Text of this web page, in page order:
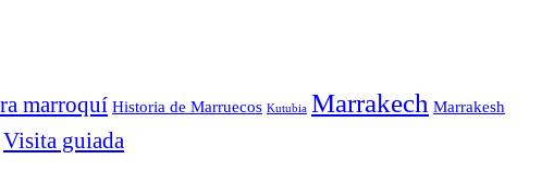
marroquí Historia de Marruecos Kutubia Marrakech Marrakesh
Visita guiada